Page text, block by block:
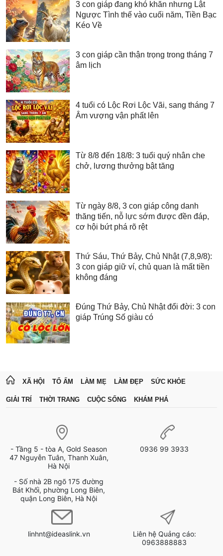
3 con giáp đang khó khăn nhưng Lật
Ngược Tình thế vào cuối năm, Tiền Bạc
Kéo Về
3 con giáp cần thận trọng trong tháng 7
âm lịch
4 tuổi có Lộc Rơi Lộc Vãi, sang tháng 7
Âm vượng vận phất lên
Từ 8/8 đến 18/8: 3 tuổi quý nhân che
chở, lương thưởng bật tăng
Từ ngày 8/8, 3 con giáp công danh
thăng tiến, nỗ lực sớm được đền đáp,
cơ hội bứt phá rõ rệt
Thứ Sáu, Thứ Bảy, Chủ Nhật (7,8,9/8):
3 con giáp giữ ví, chủ quan là mất tiền
không đáng
Đúng Thứ Bảy, Chủ Nhật đổi đời: 3 con
giáp Trúng Số giàu có
XÃ HỘI TỔ ẤM LÀM MẸ LÀM ĐẸP SỨC KHỎE
GIẢI TRÍ THỜI TRANG CUỘC SỐNG KHÁM PHÁ
- Tầng 5 - tòa A, Gold Season
47 Nguyễn Tuân, Thanh Xuân,
Hà Nội
- Số nhà 2B ngõ 175 đường
Bát Khối, phường Long Biên,
quận Long Biên, Hà Nội
0936 99 3933
linhnt@ideaslink.vn
Liên hệ Quảng cáo:
0963888883